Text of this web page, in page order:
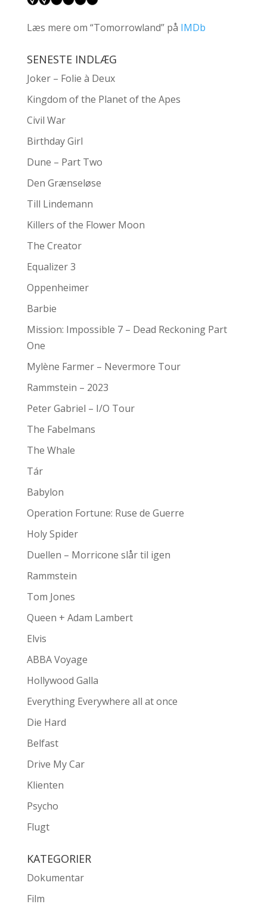
Læs mere om “Tomorrowland” på IMDb
SENESTE INDLÆG
Joker – Folie à Deux
Kingdom of the Planet of the Apes
Civil War
Birthday Girl
Dune – Part Two
Den Grænseløse
Till Lindemann
Killers of the Flower Moon
The Creator
Equalizer 3
Oppenheimer
Barbie
Mission: Impossible 7 – Dead Reckoning Part
One
Mylène Farmer – Nevermore Tour
Rammstein – 2023
Peter Gabriel – I/O Tour
The Fabelmans
The Whale
Tár
Babylon
Operation Fortune: Ruse de Guerre
Holy Spider
Duellen – Morricone slår til igen
Rammstein
Tom Jones
Queen + Adam Lambert
Elvis
ABBA Voyage
Hollywood Galla
Everything Everywhere all at once
Die Hard
Belfast
Drive My Car
Klienten
Psycho
Flugt
KATEGORIER
Dokumentar
Film